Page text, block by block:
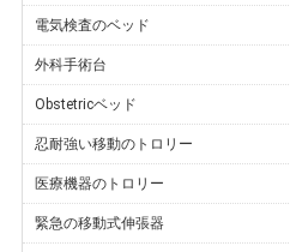
電気検査のベッド
外科手術台
Obstetricベッド
忍耐強い移動のトロリー
医療機器のトロリー
緊急の移動式伸張器